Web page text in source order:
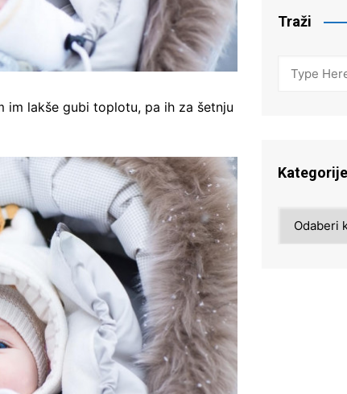
im lakše gubi toplotu, pa ih za šetnju
Traži
Kategorije